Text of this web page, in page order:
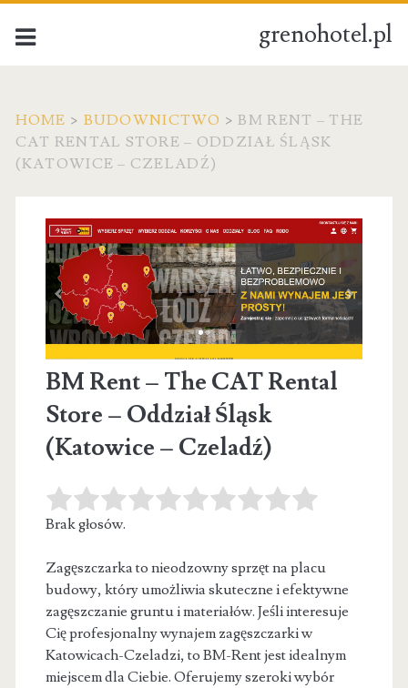
grenohotel.pl
HOME > BUDOWNICTWO >BM RENT – THE
CAT RENTAL STORE – ODDZIAŁ ŚLĄSK
(KATOWICE – CZELADŹ)
BM Rent – The CAT Rental
Store – Oddział Śląsk
(Katowice – Czeladź)
Brak głosów.
Zagęszczarka to nieodzowny sprzęt na placu
budowy, który umożliwia skuteczne i efektywne
zagęszczanie gruntu i materiałów. Jeśli interesuje
Cię profesjonalnywynajem zagęszczarki w
Katowicach-Czeladzi, to BM-Rent jest idealnym
miejscem dla Ciebie. Oferujemy szeroki wybór